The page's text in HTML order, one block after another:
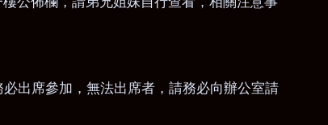
出席參加，無法出席者，請務必向辦公室請